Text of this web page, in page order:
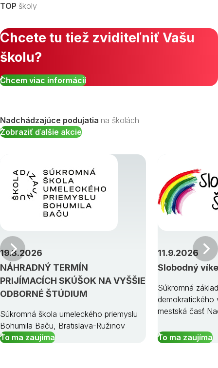
Zobraziť všetky študijné odbory »
TOP školy
Chcete tu tiež zviditeľniť Vašu
školu?
Chcem viac informácií
Nadchádzajúce podujatia na školách
Zobraziť ďalšie akcie
NÁHRADNÝ TERMÍN
PRIJÍMACÍCH SKÚŠOK NA VYŠŠIE
ODBORNÉ ŠTÚDIUM
19.8.2026
Súkromná škola umeleckého priemyslu
Bohumila Baču, Bratislava-Ružinov
To ma zaujíma
Slobodný
11.9.2026
Súkromná
demokratického
mestská časť
To ma zaujíma
Predchádzajúci